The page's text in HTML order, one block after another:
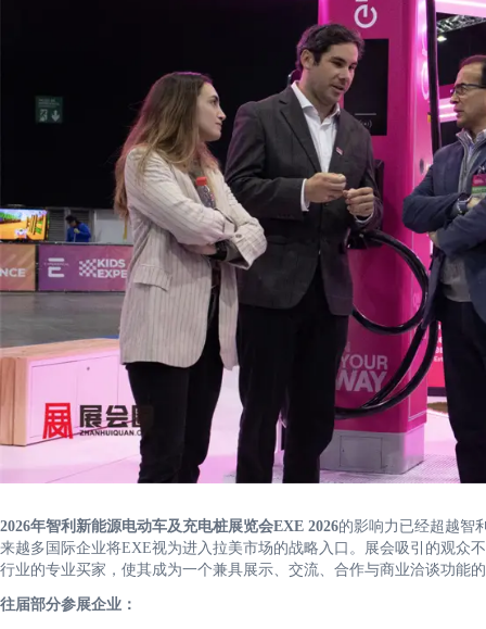
2026年智利新能源电动车及充电桩展览会EXE 2026的影响力已经超越智
来越多国际企业将EXE视为进入拉美市场的战略入口。展会吸引的观众
行业的专业买家，使其成为一个兼具展示、交流、合作与商业洽谈功能
往届部分参展企业：